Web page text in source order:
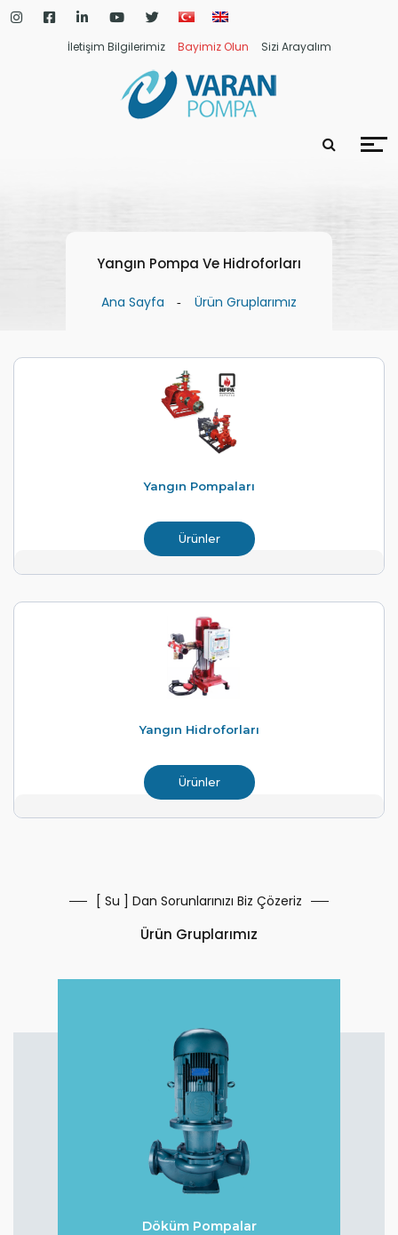
İletişim Bilgilerimiz Bayimiz Olun Sizi Arayalım
Yangın Pompa Ve Hidroforları
Ana Sayfa Ürün Gruplarımız
Yangın Pompaları
Ürünler
Yangın Hidroforları
Ürünler
[ Su ] Dan Sorunlarınızı Biz Çözeriz
Ürün Gruplarımız
Döküm Pompalar